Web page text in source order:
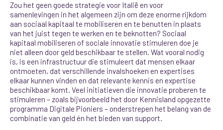
Zou het geen goede strategie voor Italië en voor
samenlevingen in het algemeen zijn om deze enorme rijkdom
aan sociaal kapitaal te mobiliseren en te benutten in plaats
van het juist tegen te werken en te beknotten? Sociaal
kapitaal mobiliseren of sociale innovatie stimuleren doe je
niet alleen door geld beschikbaar te stellen. Wat vooral nodig
is, is een infrastructuur die stimuleert dat mensen elkaar
ontmoeten, dat verschillende invalshoeken en expertises
elkaar kunnen vinden en dat relevante kennis en expertise
beschikbaar komt. Veel initiatieven die innovatie proberen te
stimuleren – zoals bijvoorbeeld het door Kennisland opgezette
programma Digitale Pioniers – onderstrepen het belang van de
combinatie van geld én het bieden van support.